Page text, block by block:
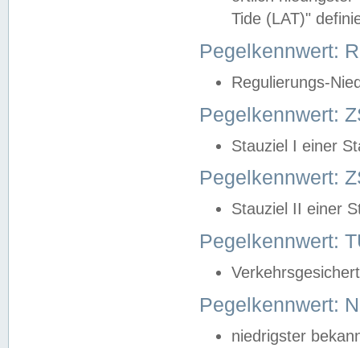
Tide (LAT)"
Pegelkennwert:
Regulierungs-
Pegelkennwert:
Stauziel I einer
Pegelkennwert:
Stauziel II einer
Pegelkennwert:
Pegelkennwert:
niedrigster